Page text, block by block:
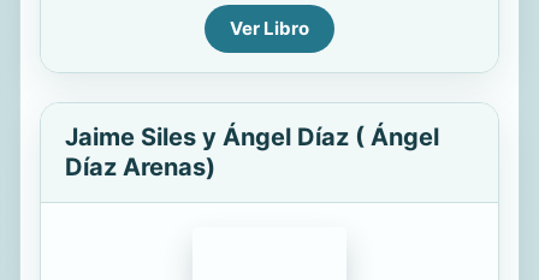
Ver Libro
Jaime Siles y Ángel Díaz ( Ángel
Díaz Arenas)